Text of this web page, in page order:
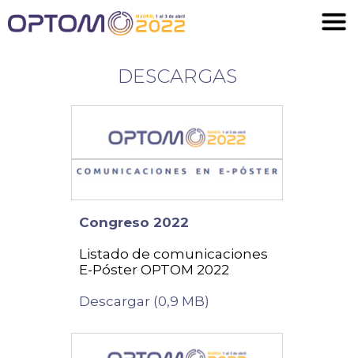
DESCARGAS
Congreso 2022
Listado de comunicaciones
E-Póster OPTOM 2022
Descargar (0,9 MB)